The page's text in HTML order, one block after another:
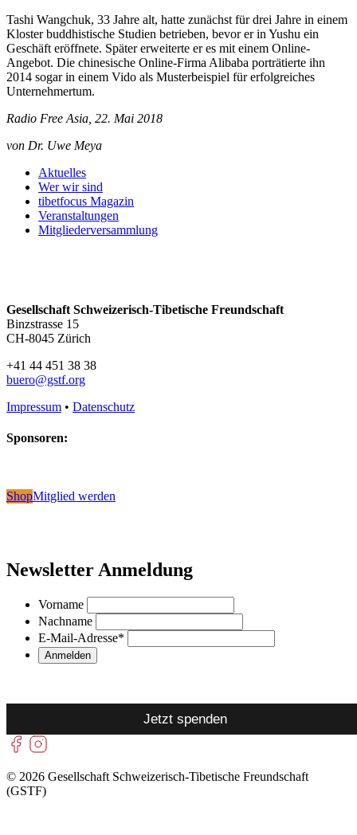
Tashi Wangchuk, 33 Jahre alt, hatte zunächst für drei Jahre in einem
Kloster buddhistische Studien betrieben, bevor er in Yushu ein
Geschäft eröffnete. Später erweiterte er es mit einem Online-
Angebot. Die chinesische Online-Firma Alibaba porträtierte ihn
2014 sogar in einem Vido als Musterbeispiel für erfolgreiches
Unternehmertum.
Radio Free Asia, 22. Mai 2018
von Dr. Uwe Meya
Aktuelles
Wer wir sind
tibetfocus Magazin
Veranstaltungen
Mitgliederversammlung
Gesellschaft Schweizerisch-Tibetische Freundschaft
Binzstrasse 15
CH-8045 Zürich
+41 44 451 38 38
buero@gstf.org
Impressum • Datenschutz
Sponsoren:
ShopMitglied werden
Newsletter Anmeldung
Vorname
Nachname
E-Mail-Adresse*
Jetzt spenden
© 2026 Gesellschaft Schweizerisch-Tibetische Freundschaft
(GSTF)